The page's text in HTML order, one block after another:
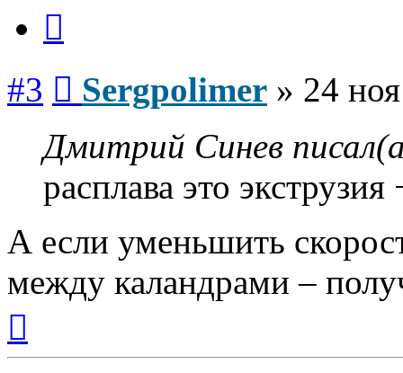
#3 Sergpolimer » 24
Дмитрий Синев
расплава это
А если уменьшить
между каландрами –
началу